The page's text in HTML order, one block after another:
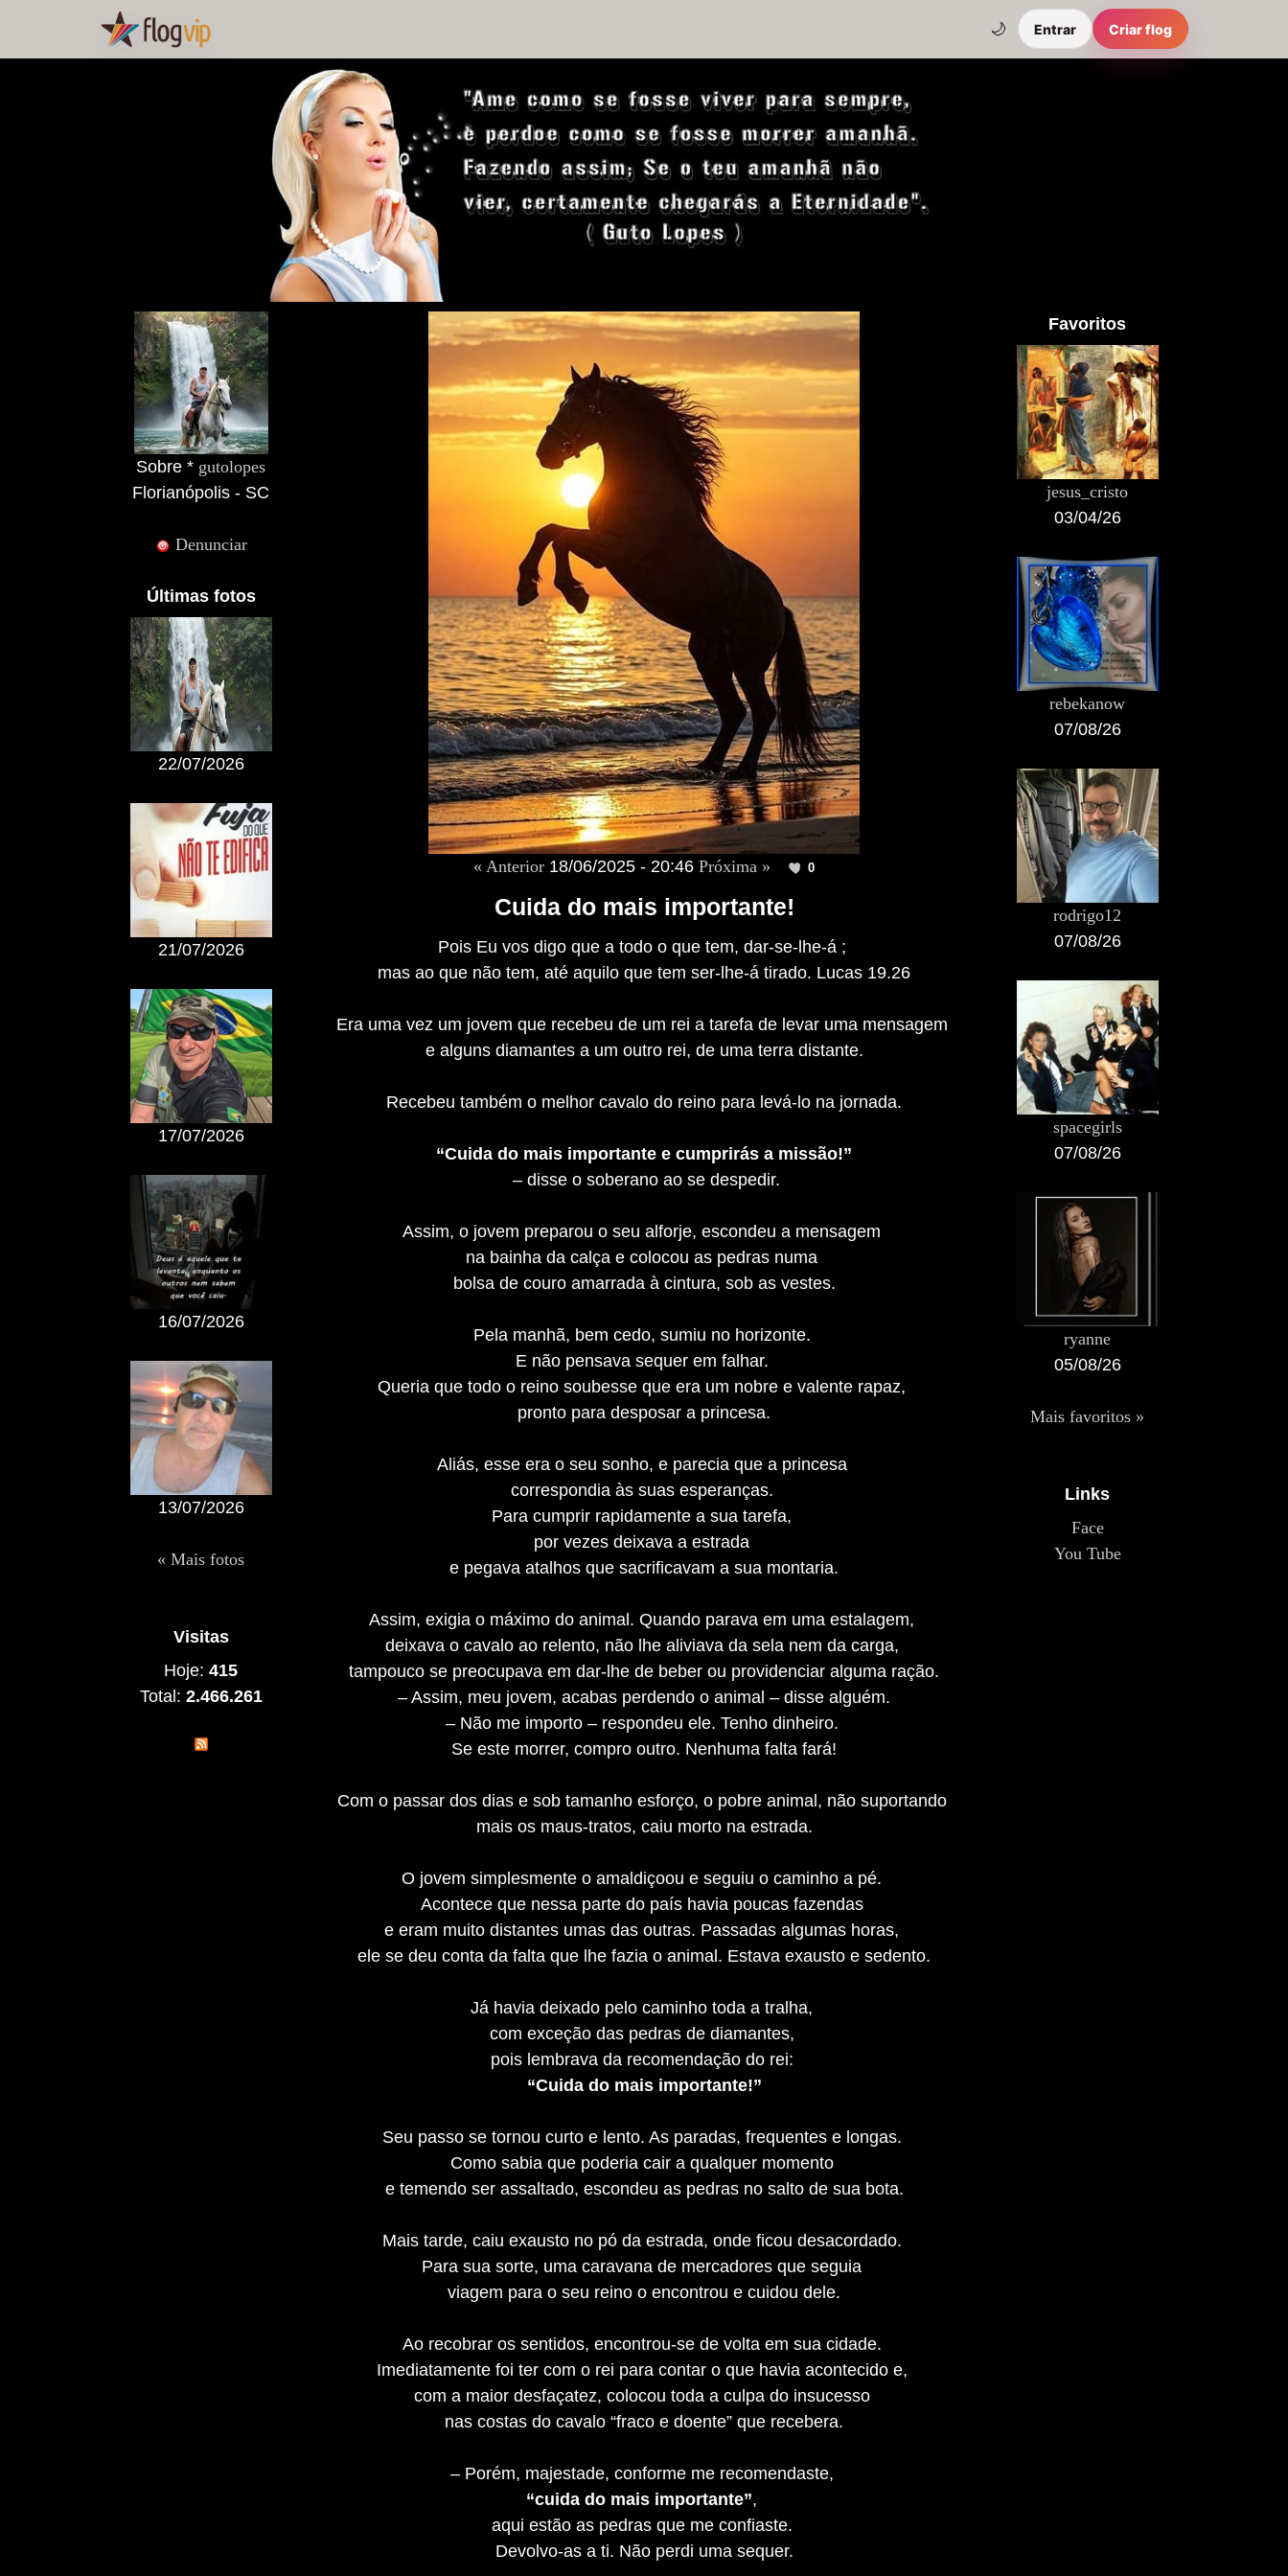
🌙 Entrar Criar flog
« Anterior 18/06/2025 - 20:46 Próxima » 0
Cuida do mais importante!
Pois Eu vos digo que a todo o que tem, dar-se-lhe-á ;
mas ao que não tem, até aquilo que tem ser-lhe-á tirado. Lucas 19.26
Era uma vez um jovem que recebeu de um rei a tarefa de levar uma mensagem
e alguns diamantes a um outro rei, de uma terra distante.
Recebeu também o melhor cavalo do reino para levá-lo na jornada.
“Cuida do mais importante e cumprirás a missão!”
– disse o soberano ao se despedir.
Assim, o jovem preparou o seu alforje, escondeu a mensagem
na bainha da calça e colocou as pedras numa
bolsa de couro amarrada à cintura, sob as vestes.
Pela manhã, bem cedo, sumiu no horizonte.
E não pensava sequer em falhar.
Queria que todo o reino soubesse que era um nobre e valente rapaz,
pronto para desposar a princesa.
Aliás, esse era o seu sonho, e parecia que a princesa
correspondia às suas esperanças.
Para cumprir rapidamente a sua tarefa,
por vezes deixava a estrada
e pegava atalhos que sacrificavam a sua montaria.
Assim, exigia o máximo do animal. Quando parava em uma estalagem,
deixava o cavalo ao relento, não lhe aliviava da sela nem da carga,
tampouco se preocupava em dar-lhe de beber ou providenciar alguma ração.
– Assim, meu jovem, acabas perdendo o animal – disse alguém.
– Não me importo – respondeu ele. Tenho dinheiro.
Se este morrer, compro outro. Nenhuma falta fará!
Com o passar dos dias e sob tamanho esforço, o pobre animal, não suportando
mais os maus-tratos, caiu morto na estrada.
O jovem simplesmente o amaldiçoou e seguiu o caminho a pé.
Acontece que nessa parte do país havia poucas fazendas
e eram muito distantes umas das outras. Passadas algumas horas,
ele se deu conta da falta que lhe fazia o animal. Estava exausto e sedento.
Já havia deixado pelo caminho toda a tralha,
com exceção das pedras de diamantes,
pois lembrava da recomendação do rei:
“Cuida do mais importante!”
Seu passo se tornou curto e lento. As paradas, frequentes e longas.
Como sabia que poderia cair a qualquer momento
e temendo ser assaltado, escondeu as pedras no salto de sua bota.
Mais tarde, caiu exausto no pó da estrada, onde ficou desacordado.
Para sua sorte, uma caravana de mercadores que seguia
viagem para o seu reino o encontrou e cuidou dele.
Ao recobrar os sentidos, encontrou-se de volta em sua cidade.
Imediatamente foi ter com o rei para contar o que havia acontecido e,
com a maior desfaçatez, colocou toda a culpa do insucesso
nas costas do cavalo “fraco e doente” que recebera.
– Porém, majestade, conforme me recomendaste,
“cuida do mais importante”,
aqui estão as pedras que me confiaste.
Devolvo-as a ti. Não perdi uma sequer.
Sobre * gutolopes
Florianópolis - SC
Denunciar
Últimas fotos
22/07/2026
21/07/2026
17/07/2026
16/07/2026
13/07/2026
« Mais fotos
Visitas
Hoje: 415
Total: 2.466.261
Favoritos
jesus_cristo
03/04/26
rebekanow
07/08/26
rodrigo12
07/08/26
spacegirls
07/08/26
ryanne
05/08/26
Mais favoritos »
Links
Face
You Tube